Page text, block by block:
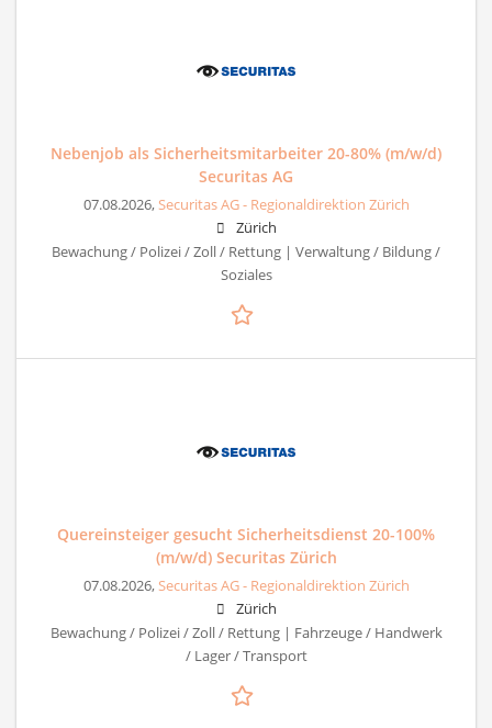
Nebenjob als Sicherheitsmitarbeiter 20-80% (m/w/d)
Securitas AG
07.08.2026,Securitas AG - Regionaldirektion Zürich
Zürich
Bewachung / Polizei / Zoll / Rettung | Verwaltung / Bildung /
Soziales
Quereinsteiger gesucht Sicherheitsdienst 20-100%
(m/w/d) Securitas Zürich
07.08.2026,Securitas AG - Regionaldirektion Zürich
Zürich
Bewachung / Polizei / Zoll / Rettung | Fahrzeuge / Handwerk
/ Lager / Transport